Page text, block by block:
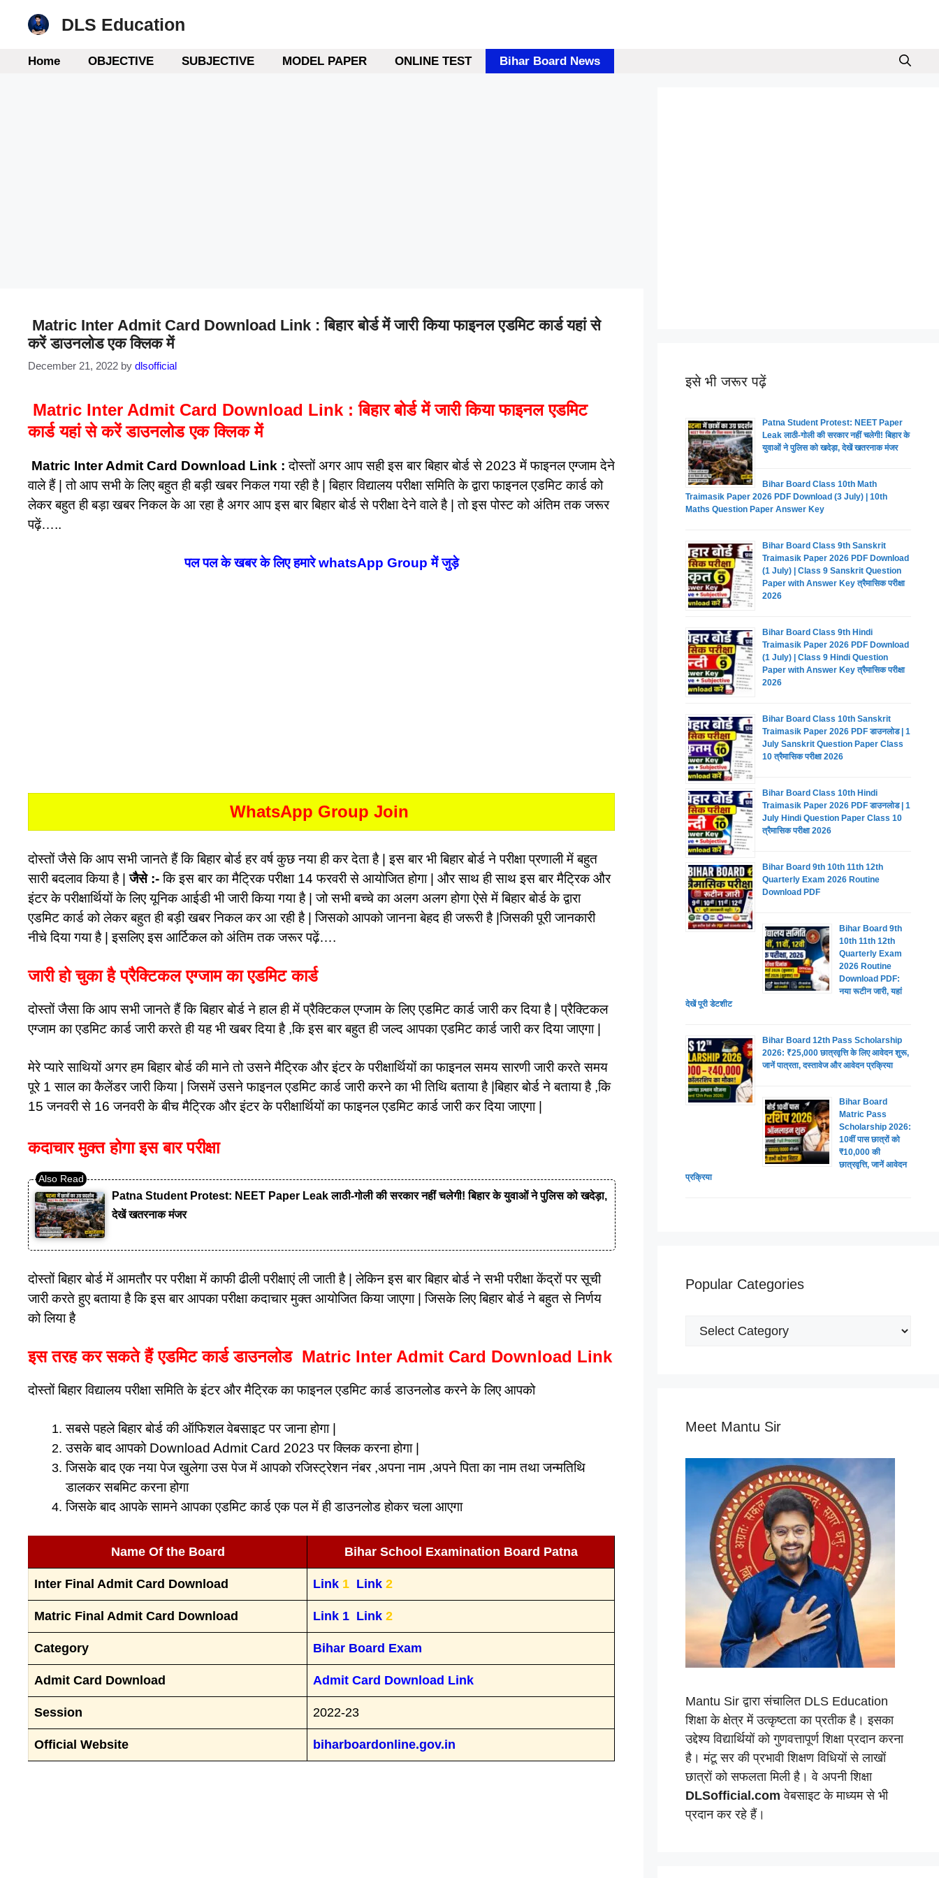
DLS Education
Home OBJECTIVE SUBJECTIVE MODEL PAPER ONLINE TEST Bihar Board News
Matric Inter Admit Card Download Link : बिहार बोर्ड में जारी किया फाइनल एडमिट कार्ड यहां से
करें डाउनलोड एक क्लिक में
December 21, 2022 by dlsofficial
Matric Inter Admit Card Download Link : बिहार बोर्ड में जारी किया फाइनल एडमिट
कार्ड यहां से करें डाउनलोड एक क्लिक में
Matric Inter Admit Card Download Link :दोस्तों अगर आप सही इस बार बिहार बोर्ड से 2023 में फाइनल एग्जाम देने
वाले हैं | तो आप सभी के लिए बहुत ही बड़ी खबर निकल गया रही है | बिहार विद्यालय परीक्षा समिति के द्वारा फाइनल एडमिट कार्ड को
लेकर बहुत ही बड़ा खबर निकल के आ रहा है अगर आप इस बार बिहार बोर्ड से परीक्षा देने वाले है | तो इस पोस्ट को अंतिम तक जरूर
पढ़ें…..
पल पल के खबर के लिए हमारे whatsApp Group में जुड़े
WhatsApp Group Join
दोस्तों जैसे कि आप सभी जानते हैं कि बिहार बोर्ड हर वर्ष कुछ नया ही कर देता है | इस बार भी बिहार बोर्ड ने परीक्षा प्रणाली में बहुत
सारी बदलाव किया है |जैसे :-कि इस बार का मैट्रिक परीक्षा 14 फरवरी से आयोजित होगा | और साथ ही साथ इस बार मैट्रिक और
इंटर के परीक्षार्थियों के लिए यूनिक आईडी भी जारी किया गया है | जो सभी बच्चे का अलग अलग होगा ऐसे में बिहार बोर्ड के द्वारा
एडमिट कार्ड को लेकर बहुत ही बड़ी खबर निकल कर आ रही है | जिसको आपको जानना बेहद ही जरूरी है |जिसकी पूरी जानकारी
नीचे दिया गया है | इसलिए इस आर्टिकल को अंतिम तक जरूर पढ़ें….
जारी हो चुका है प्रैक्टिकल एग्जाम का एडमिट कार्ड
दोस्तों जैसा कि आप सभी जानते हैं कि बिहार बोर्ड ने हाल ही में प्रैक्टिकल एग्जाम के लिए एडमिट कार्ड जारी कर दिया है | प्रैक्टिकल
एग्जाम का एडमिट कार्ड जारी करते ही यह भी खबर दिया है ,कि इस बार बहुत ही जल्द आपका एडमिट कार्ड जारी कर दिया जाएगा |
मेरे प्यारे साथियों अगर हम बिहार बोर्ड की माने तो उसने मैट्रिक और इंटर के परीक्षार्थियों का फाइनल समय सारणी जारी करते समय
पूरे 1 साल का कैलेंडर जारी किया | जिसमें उसने फाइनल एडमिट कार्ड जारी करने का भी तिथि बताया है |बिहार बोर्ड ने बताया है ,कि
15 जनवरी से 16 जनवरी के बीच मैट्रिक और इंटर के परीक्षार्थियों का फाइनल एडमिट कार्ड जारी कर दिया जाएगा |
कदाचार मुक्त होगा इस बार परीक्षा
Patna Student Protest: NEET Paper Leak लाठी-गोली की सरकार नहीं चलेगी! बिहार के युवाओं ने पुलिस को खदेड़ा,
देखें खतरनाक मंजर
दोस्तों बिहार बोर्ड में आमतौर पर परीक्षा में काफी ढीली परीक्षाएं ली जाती है | लेकिन इस बार बिहार बोर्ड ने सभी परीक्षा केंद्रों पर सूची
जारी करते हुए बताया है कि इस बार आपका परीक्षा कदाचार मुक्त आयोजित किया जाएगा | जिसके लिए बिहार बोर्ड ने बहुत से निर्णय
को लिया है
इस तरह कर सकते हैं एडमिट कार्ड डाउनलोड Matric Inter Admit Card Download Link
दोस्तों बिहार विद्यालय परीक्षा समिति के इंटर और मैट्रिक का फाइनल एडमिट कार्ड डाउनलोड करने के लिए आपको
सबसे पहले बिहार बोर्ड की ऑफिशल वेबसाइट पर जाना होगा |
उसके बाद आपको Download Admit Card 2023 पर क्लिक करना होगा |
जिसके बाद एक नया पेज खुलेगा उस पेज में आपको रजिस्ट्रेशन नंबर ,अपना नाम ,अपने पिता का नाम तथा जन्मतिथि
डालकर सबमिट करना होगा
जिसके बाद आपके सामने आपका एडमिट कार्ड एक पल में ही डाउनलोड होकर चला आएगा
Name Of the Board Bihar School Examination Board Patna
Inter Final Admit Card Download Link 1 Link 2
Matric Final Admit Card Download Link 1 Link 2
Category Bihar Board Exam
Admit Card Download Admit Card Download Link
Session 2022-23
Official Website biharboardonline.gov.in
इसे भी जरूर पढ़ें
Patna Student Protest: NEET Paper
Leak लाठी-गोली की सरकार नहीं चलेगी! बिहार के
युवाओं ने पुलिस को खदेड़ा, देखें खतरनाक मंजर
Bihar Board Class 10th Math
Traimasik Paper 2026 PDF Download (3 July) | 10th
Maths Question Paper Answer Key
Bihar Board Class 9th Sanskrit
Traimasik Paper 2026 PDF Download
(1 July) | Class 9 Sanskrit Question
Paper with Answer Key त्रैमासिक परीक्षा
2026
Bihar Board Class 9th Hindi
Traimasik Paper 2026 PDF Download
(1 July) | Class 9 Hindi Question
Paper with Answer Key त्रैमासिक परीक्षा
2026
Bihar Board Class 10th Sanskrit
Traimasik Paper 2026 PDF डाउनलोड | 1
July Sanskrit Question Paper Class
10 त्रैमासिक परीक्षा 2026
Bihar Board Class 10th Hindi
Traimasik Paper 2026 PDF डाउनलोड | 1
July Hindi Question Paper Class 10
त्रैमासिक परीक्षा 2026
Bihar Board 9th 10th 11th 12th
Quarterly Exam 2026 Routine
Download PDF
Bihar Board 9th
10th 11th 12th
Quarterly Exam
2026 Routine
Download PDF:
नया रूटीन जारी, यहां
देखें पूरी डेटशीट
Bihar Board 12th Pass Scholarship
2026: ₹25,000 छात्रवृत्ति के लिए आवेदन शुरू,
जानें पात्रता, दस्तावेज और आवेदन प्रक्रिया
Bihar Board
Matric Pass
Scholarship 2026:
10वीं पास छात्रों को
₹10,000 की
छात्रवृत्ति, जानें आवेदन
प्रक्रिया
Popular Categories
Popular
Meet Mantu Sir
Mantu Sir द्वारा संचालित DLS Education
शिक्षा के क्षेत्र में उत्कृष्टता का प्रतीक है। इसका
उद्देश्य विद्यार्थियों को गुणवत्तापूर्ण शिक्षा प्रदान करना
है। मंटू सर की प्रभावी शिक्षण विधियों से लाखों
छात्रों को सफलता मिली है। वे अपनी शिक्षा
DLSofficial.com वेबसाइट के माध्यम से भी
प्रदान कर रहे हैं।